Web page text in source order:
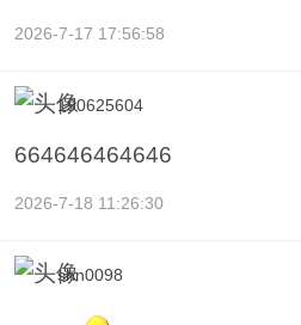
2026-7-17 17:56:58
190625604
664646464646
2026-7-18 11:26:30
shn0098